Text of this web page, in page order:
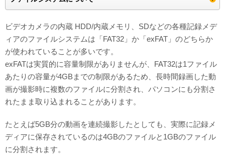
ビデオカメラの内蔵 HDD/内蔵メモリ、SDなどの各種記録メデ
ィアのファイルシステムは「FAT32」か「exFAT」のどちらか
が使われていることが多いです。
exFATは実質的に容量制限がありませんが、FAT32は1ファイル
あたりの容量が4GBまでの制限があるため、長時間録画した動
画が撮影時に複数のファイルに分割され、パソコンにも分割さ
れたまま取り込まれることがあります。
たとえば5GB分の動画を連続撮影したとしても、実際に記録メ
ディアに保存されているのは4GBのファイルと1GBのファイル
に分割されます。